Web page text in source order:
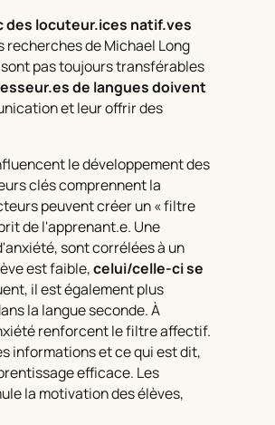
des locuteur.ices natif.ves
recherches de Michael Long
pas toujours transférables
de langues doivent
et leur offrir des
le développement des
clés comprennent la
peuvent créer un « filtre
de l'apprenant.e. Une
sont corrélées à un
est faible,celui/celle-ci se
il est également plus
la langue seconde. À
renforcent le filtre affectif.
informations et ce qui est dit,
efficace. Les
la motivation des élèves,